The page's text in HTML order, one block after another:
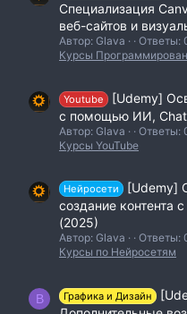
Специализация
веб-сайтов и
Автор: Glava
Ответы:
Курсы
Youtube
[Udemy]
с помощью ИИ,
Автор: Glava
Ответы:
Курсы YouTube
Нейросети
[Udemy]
создание контента
(2025)
Автор: Glava
Ответы:
Курсы по Нейросетям
B Графика и Дизайн